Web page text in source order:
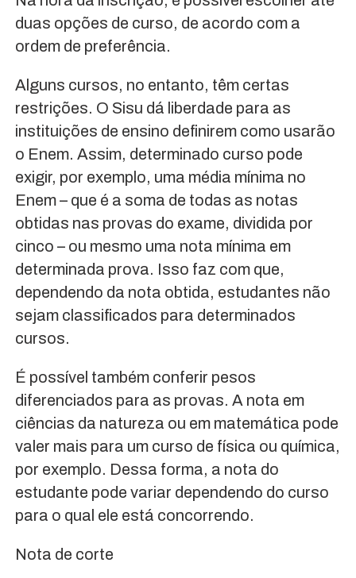
duas opções de curso, de acordo com a
ordem de preferência.
Alguns cursos, no entanto, têm certas
restrições. O Sisu dá liberdade para as
instituições de ensino definirem como usarão
o Enem. Assim, determinado curso pode
exigir, por exemplo, uma média mínima no
Enem – que é a soma de todas as notas
obtidas nas provas do exame, dividida por
cinco – ou mesmo uma nota mínima em
determinada prova. Isso faz com que,
dependendo da nota obtida, estudantes não
sejam classificados para determinados
cursos.
É possível também conferir pesos
diferenciados para as provas. A nota em
ciências da natureza ou em matemática pode
valer mais para um curso de física ou química,
por exemplo. Dessa forma, a nota do
estudante pode variar dependendo do curso
para o qual ele está concorrendo.
Nota de corte